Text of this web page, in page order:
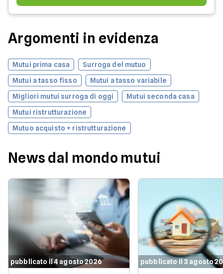
Argomenti in evidenza
Mutui prima casa
Surroga del mutuo
Mutui a tasso fisso
Mutui a tasso variabile
Migliori mutui surroga di oggi
Mutui seconda casa
Mutui ristrutturazione
Mutuo acquisto + ristrutturazione
News dal mondo mutui
pubblicato il 4 agosto 2026 pubblicato il 3 agosto